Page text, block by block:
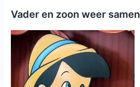
Vader en zoon weer samen